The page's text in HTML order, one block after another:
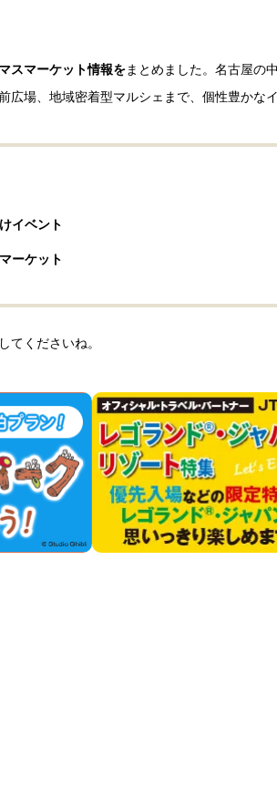
スマーケット情報をまとめました。名古屋の
場、地域密着型マルシェまで、個性豊かな
イベント
ーケット
てくださいね。